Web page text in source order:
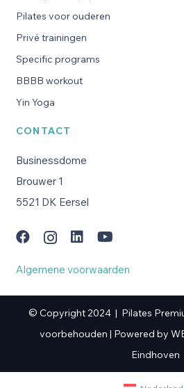
Pilates voor ouderen
Privé trainingen
Specific programs
BBBB workout
Yin Yoga
CONTACT
Businessdome
Brouwer 1
5521 DK Eersel
Algemene voorwaarden
© Copyright 2024 | Pilates
voorbehouden | Powered by
Eindhoven